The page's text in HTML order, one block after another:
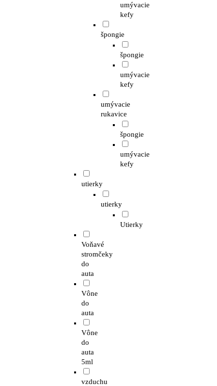
umývacie
kefy
špongie
špongie
umývacie
kefy
umývacie
rukavice
špongie
umývacie
kefy
utierky
utierky
Utierky
Voňavé
stromčeky
do
auta
Vône
do
auta
Vône
do
auta
5ml
vzduchu